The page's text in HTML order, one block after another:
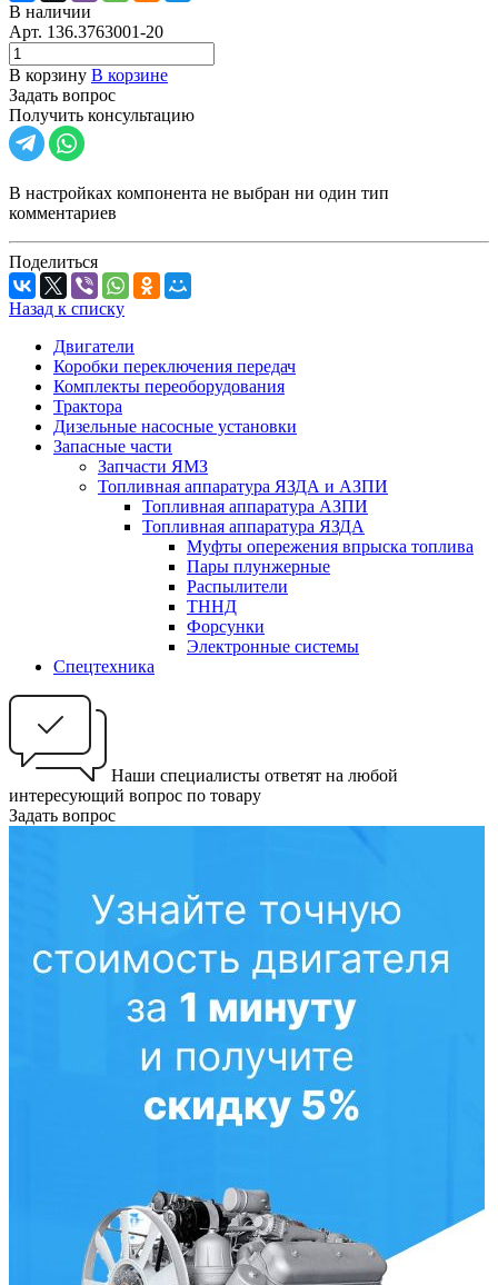
В наличии
Арт. 136.3763001-20
В корзину В корзине
Задать вопрос
Получить консультацию
В настройках компонента не выбран ни один тип
комментариев
Поделиться
Назад к списку
Двигатели
Коробки переключения передач
Комплекты переоборудования
Трактора
Дизельные насосные установки
Запасные части
Запчасти ЯМЗ
Топливная аппаратура ЯЗДА и АЗПИ
Топливная аппаратура АЗПИ
Топливная аппаратура ЯЗДА
Муфты опережения впрыска топлива
Пары плунжерные
Распылители
ТННД
Форсунки
Электронные системы
Спецтехника
Наши специалисты ответят на любой
интересующий вопрос по товару
Задать вопрос